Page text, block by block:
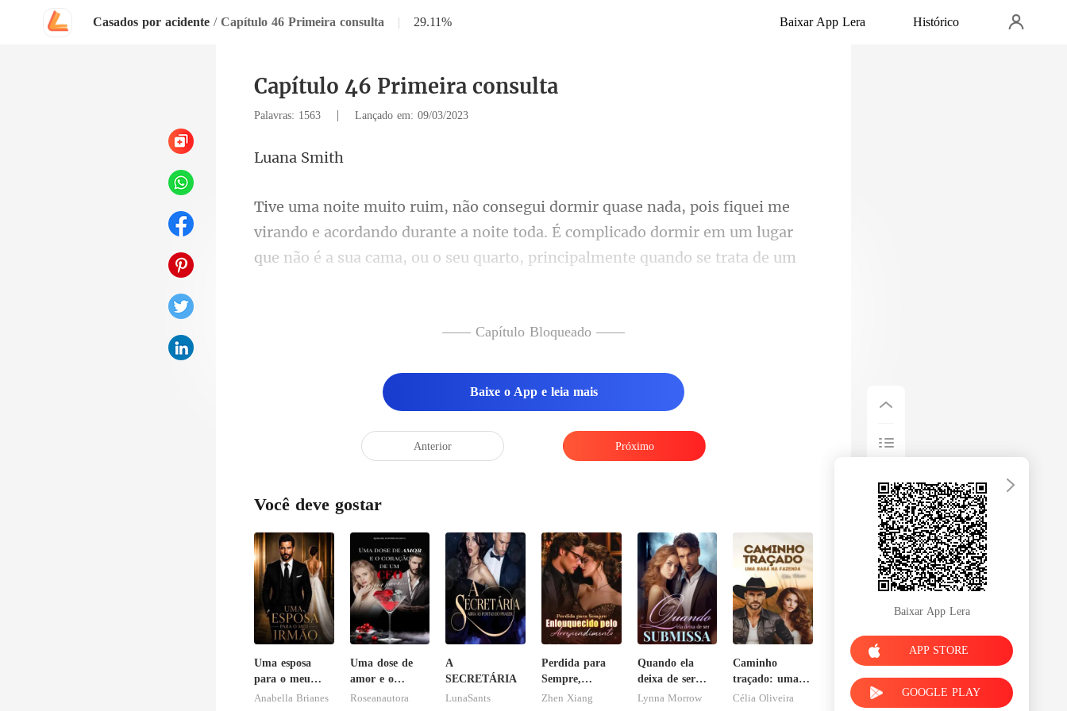
Casados por acidente / Capítulo 46 Primeira consulta | 29.11% Baixar App Lera Histórico
Capítulo 46 Primeira consulta
Palavras: 1563 | Lançado em: 09/03/2023
a Sm
ante a noite toda. É complicado dormir em um lugar
que não é a sua cama, ou o seu quarto, principa
—— Capítulo Bloqueado ——
Baixe o App e leia mais
Anterior Próximo
Você deve gostar
Uma esposa
para o meu
irmão
Anabella Brianes
Uma dose de
amor e o
coração de um
Roseanautora
A
SECRETÁRIA
LunaSants
Perdida para
Sempre,
Enlouquecido
Zhen Xiang
Quando ela
deixa de ser
submissa
Lynna Morrow
Caminho
traçado: uma
babá na
Célia Oliveira
Baixar App Lera
APP STORE
GOOGLE PLAY